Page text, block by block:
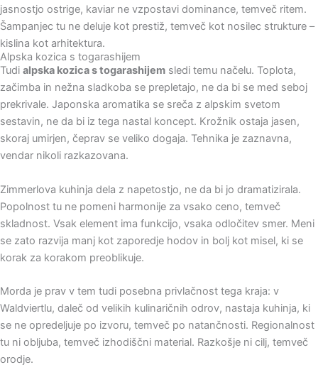
jasnostjo ostrige, kaviar ne vzpostavi dominance, temveč ritem.
Šampanjec tu ne deluje kot prestiž, temveč kot nosilec strukture –
kislina kot arhitektura.
Alpska kozica s togarashijem
Tudi alpska kozica s togarashijem sledi temu načelu. Toplota,
začimba in nežna sladkoba se prepletajo, ne da bi se med seboj
prekrivale. Japonska aromatika se sreča z alpskim svetom
sestavin, ne da bi iz tega nastal koncept. Krožnik ostaja jasen,
skoraj umirjen, čeprav se veliko dogaja. Tehnika je zaznavna,
vendar nikoli razkazovana.
Zimmerlova kuhinja dela z napetostjo, ne da bi jo dramatizirala.
Popolnost tu ne pomeni harmonije za vsako ceno, temveč
skladnost. Vsak element ima funkcijo, vsaka odločitev smer. Meni
se zato razvija manj kot zaporedje hodov in bolj kot misel, ki se
korak za korakom preoblikuje.
Morda je prav v tem tudi posebna privlačnost tega kraja: v
Waldviertlu, daleč od velikih kulinaričnih odrov, nastaja kuhinja, ki
se ne opredeljuje po izvoru, temveč po natančnosti. Regionalnost
tu ni obljuba, temveč izhodiščni material. Razkošje ni cilj, temveč
orodje.